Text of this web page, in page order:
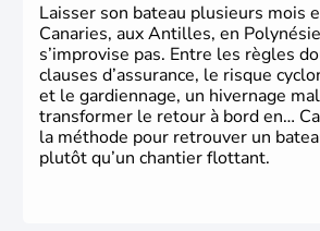
Laisser son bateau plusieurs mois
Canaries, aux Antilles, en
s’improvise pas. Entre les règles
clauses d’assurance, le risque
et le gardiennage, un hivernage
transformer le retour à bord en…
la méthode pour retrouver un
plutôt qu’un chantier flottant.